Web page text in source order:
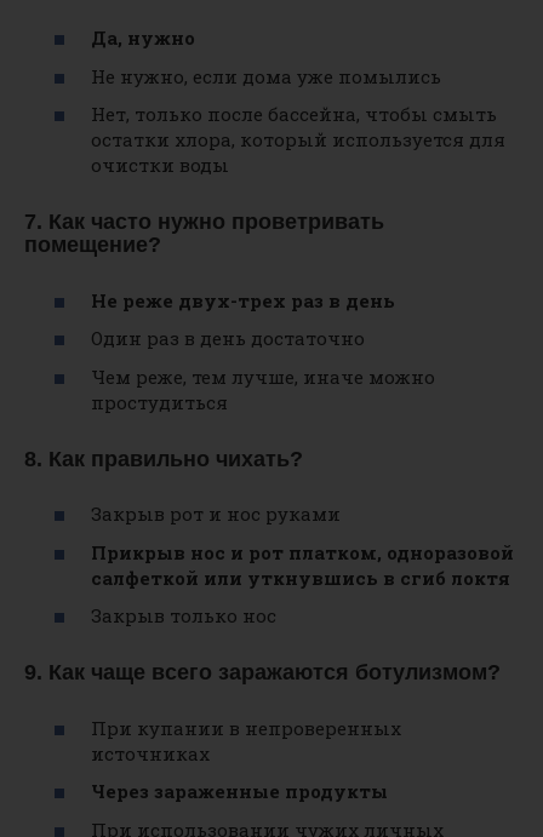
Да, нужно
Не нужно, если дома уже помылись
Нет, только после бассейна, чтобы смыть
остатки хлора, который используется для
очистки воды
7. Как часто нужно проветривать
помещение?
Не реже двух-трех раз в день
Один раз в день достаточно
Чем реже, тем лучше, иначе можно
простудиться
8. Как правильно чихать?
Закрыв рот и нос руками
Прикрыв нос и рот платком, одноразовой
салфеткой или уткнувшись в сгиб локтя
Закрыв только нос
9. Как чаще всего заражаются ботулизмом?
При купании в непроверенных
источниках
Через зараженные продукты
При использовании чужих личных